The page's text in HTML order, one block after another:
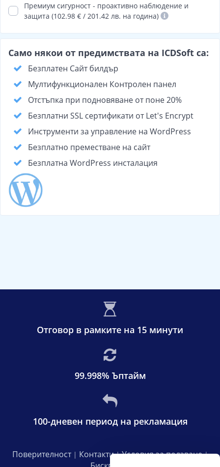
Премиум сигурност - проактивно наблюдение и
защита (102.98 € / 201.42 лв. на година)
Само някои от предимствата на ICDSoft са:
Безплатен Сайт билдър
Мултифункционален Контролен панел
Отстъпка при подновяване от поне 20%
Безплатни SSL сертификати от Let's Encrypt
Инструменти за управление на WordPress
Безплатно преместване на сайт
Безплатна WordPress инсталация
Отговор в рамките на 15 минути
99.998% Ъптайм
100-дневен период на рекламация
Поверителност | Контакти|Условия за ползване|